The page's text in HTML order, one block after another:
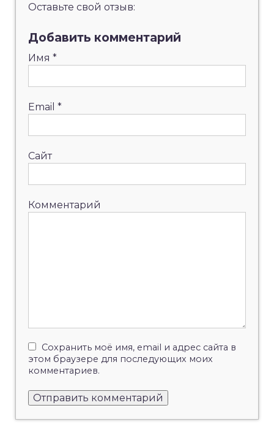
Оставьте свой отзыв:
Добавить комментарий
Имя *
Email *
Сайт
Комментарий
Сохранить моё имя, email и адрес сайта в
этом браузере для последующих моих
комментариев.